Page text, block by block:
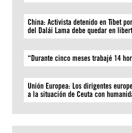
China: Activista detenido en Tíbet
del Dalái Lama debe quedar en
“Durante cinco meses trabajé 14
Unión Europea: Los dirigentes
a la situación de Ceuta con